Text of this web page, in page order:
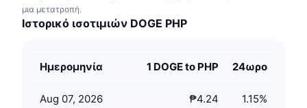
NFT
Επισκόπηση
Airdrop
Ανταμοιβές Diamonds
Μάθετε και Κερδίστε
μια μετατροπή.
Ιστορικό ισοτιμιών DOGE PHP
Ημερομηνία 1 DOGE to PHP 24ωρο
Aug 07, 2026 ₱4.24 1.15%